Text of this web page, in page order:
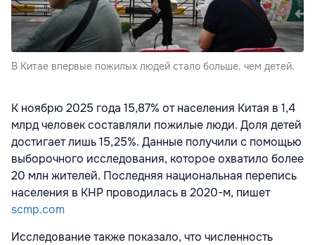
В Китае впервые пожилых людей стало больше, чем детей.
К ноябрю 2025 года 15,87% от населения Китая в 1,4
млрд человек составляли пожилые люди. Доля детей
достигает лишь 15,25%. Данные получили с помощью
выборочного исследования, которое охватило более
20 млн жителей. Последняя национальная перепись
населения в КНР проводилась в 2020-м, пишет
scmp.com
Исследование также показало, что численность